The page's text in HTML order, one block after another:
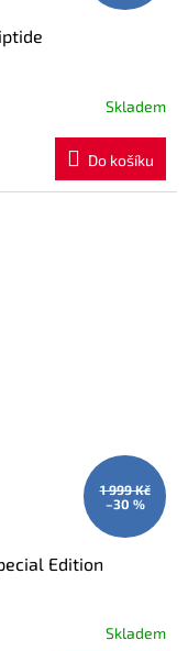
Skladem
Do košíku
1 999 Kč
–30 %
Edition
Skladem